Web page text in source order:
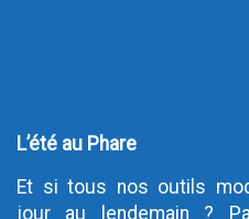
L’été au Phare
Et si tous nos outils
jour au lendemain ?